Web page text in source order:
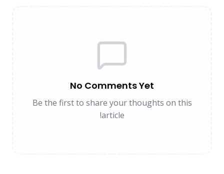
No Comments Yet
Be the first to share your thoughts on this
article!